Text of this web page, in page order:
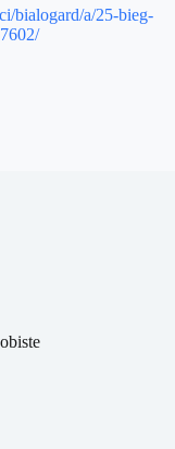
bialogard/a/25-bieg-